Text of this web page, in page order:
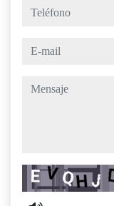
teléfono
e-mail
mensaje
Captcha